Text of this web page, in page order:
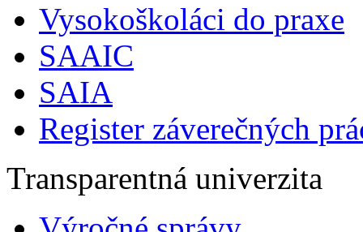
Vysokoškoláci do praxe
SAAIC
SAIA
Register záverečných
Transparentná univerzita